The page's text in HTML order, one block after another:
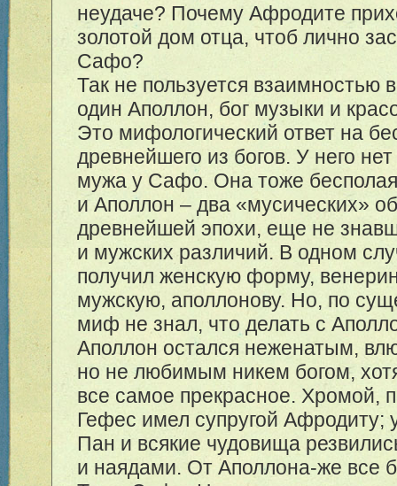
неудаче? Почему Афродите
золотой дом отца, чтоб лично
Сафо?
Так не пользуется взаимностью
один Аполлон, бог музыки и
Это мифологический ответ на
древнейшего из богов. У него
мужа у Сафо. Она тоже
и Аполлон – два «мусических»
древнейшей эпохи, еще не
и мужских различий. В одном
получил женскую форму,
мужскую, аполлонову. Но, по
миф не знал, что делать с
Аполлон остался неженатым,
но не любимым никем богом,
все самое прекрасное. Хромой,
Гефес имел супругой Афродиту;
Пан и всякие чудовища
и наядами. От Аполлона-же все